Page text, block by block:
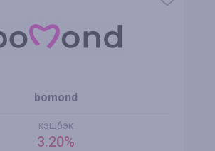
bomond
кэшбэк
3.20%